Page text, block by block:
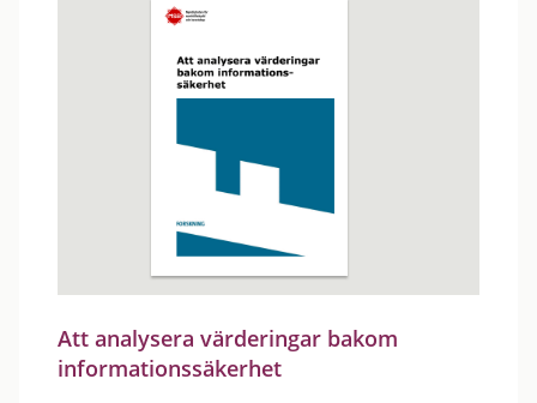
Att analysera värderingar bakom
informationssäkerhet